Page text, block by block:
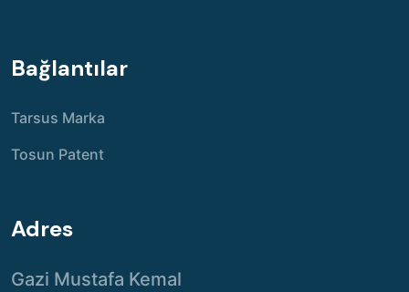
Bağlantılar
Tarsus Marka
Tosun Patent
Adres
Gazi Mustafa Kemal